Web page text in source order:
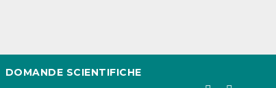
DOMANDE SCIENTIFICHE